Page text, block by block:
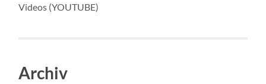
Videos (YOUTUBE)
Archiv